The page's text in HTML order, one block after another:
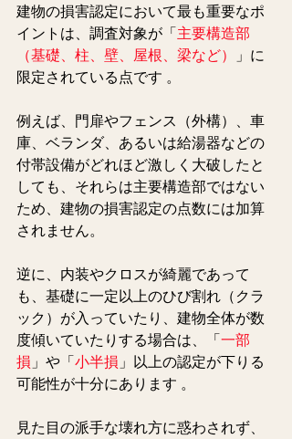
建物の損害認定において最も重要なポ
イントは、調査対象が「主要構造部
（基礎、柱、壁、屋根、梁など）
」に
限定されている点です 。
例えば、門扉やフェンス（外構）、車
庫、ベランダ、あるいは給湯器などの
付帯設備がどれほど激しく大破したと
しても、それらは主要構造部ではない
ため、建物の損害認定の点数には加算
されません。
逆に、内装やクロスが綺麗であって
も、基礎に一定以上のひび割れ（クラ
ック）が入っていたり、建物全体が数
度傾いていたりする場合は、「一部
損 」や「小半損 」以上の認定が下りる
可能性が十分にあります 。
見た目の派手な壊れ方に惑わされず、